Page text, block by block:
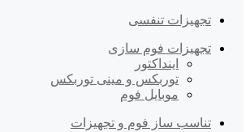
تجهیزات تنفسی
تجهیزات فوم سازی
اینداکتور
توربکس و مینی توربکس
موبایل فوم
تناسب ساز فوم و تجهیزات